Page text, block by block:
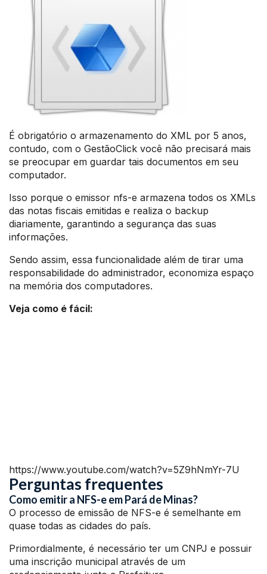
É obrigatório o armazenamento do XML por 5 anos,
contudo, com o GestãoClick você não precisará mais
se preocupar em guardar tais documentos em seu
computador.
Isso porque o emissor nfs-e armazena todos os XMLs
das notas fiscais emitidas e realiza o backup
diariamente, garantindo a segurança das suas
informações.
Sendo assim, essa funcionalidade além de tirar uma
responsabilidade do administrador, economiza espaço
na memória dos computadores.
Veja como é fácil:
https://www.youtube.com/watch?v=5Z9hNmYr-7U
Perguntas frequentes
Como emitir a NFS-e em Pará de Minas?
O processo de emissão de NFS-e é semelhante em
quase todas as cidades do país.
Primordialmente, é necessário ter um CNPJ e possuir
uma inscrição municipal através de um